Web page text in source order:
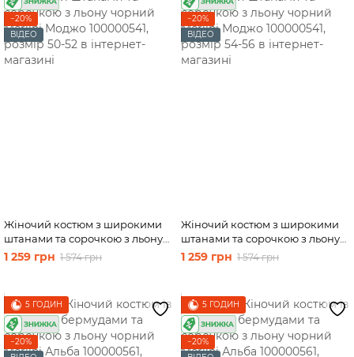
−20%
ВІДЕО
Жіночий костюм з широкими
штанами та сорочкою з льону
чорний Merlini Моджо
100000541, розмір 50-52
1 259 грн 1 574 грн
−20%
ВІДЕО
Жіночий костюм з широкими
штанами та сорочкою з льону
чорний Merlini Моджо
100000541, розмір 54-56
1 259 грн 1 574 грн
5 ГОДИН
−20%
5 ГОДИН
−20%